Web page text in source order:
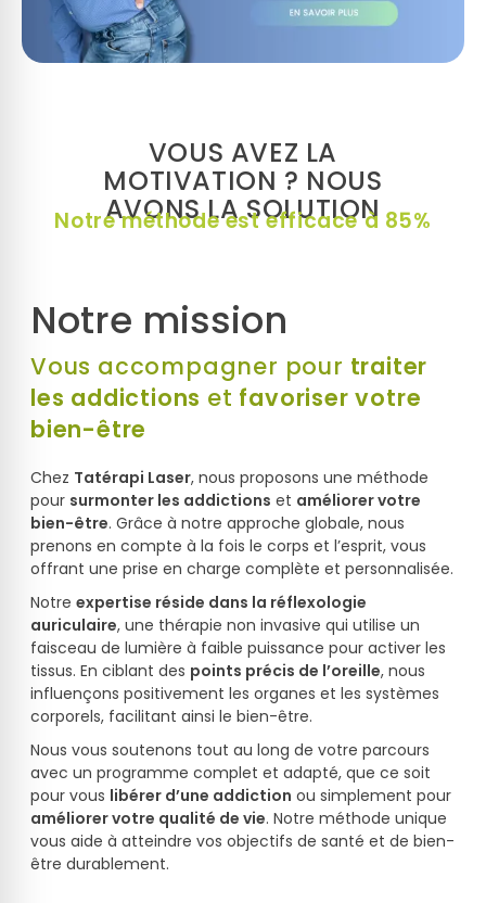
VOUS AVEZ LA
MOTIVATION ? NOUS
AVONS LA SOLUTION
Notre méthode est efficace à 85%
Notre mission
Vous accompagner pour traiter
les addictions et favoriser votre
bien-être
Chez Tatérapi Laser, nous proposons une méthode
pour surmonter les addictions et améliorer votre
bien-être. Grâce à notre approche globale, nous
prenons en compte à la fois le corps et l’esprit, vous
offrant une prise en charge complète et personnalisée.
Notre expertise réside dans la réflexologie
auriculaire, une thérapie non invasive qui utilise un
faisceau de lumière à faible puissance pour activer les
tissus. En ciblant des points précis de l’oreille, nous
influençons positivement les organes et les systèmes
corporels, facilitant ainsi le bien-être.
Nous vous soutenons tout au long de votre parcours
avec un programme complet et adapté, que ce soit
pour vous libérer d’une addiction ou simplement pour
améliorer votre qualité de vie. Notre méthode unique
vous aide à atteindre vos objectifs de santé et de bien-
être durablement.